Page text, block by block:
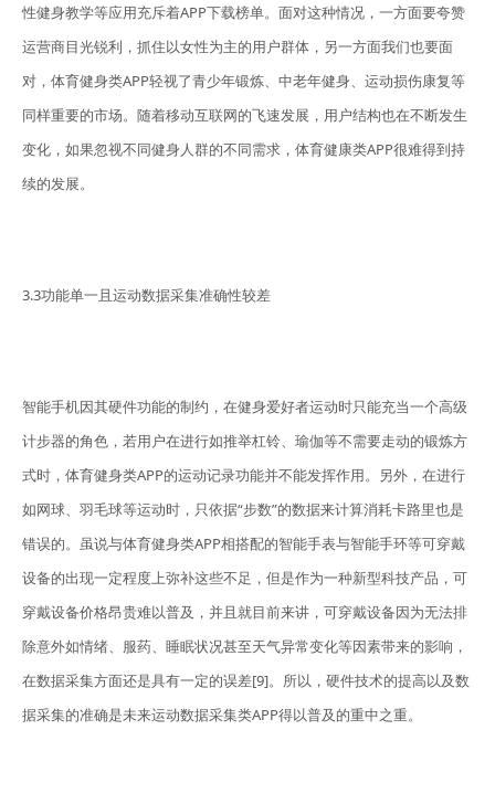
性健身教学等应用充斥着APP下载榜单。面对这种情况，一方面要夸赞
运营商目光锐利，抓住以女性为主的用户群体，另一方面我们也要面
对，体育健身类APP轻视了青少年锻炼、中老年健身、运动损伤康复等
同样重要的市场。随着移动互联网的飞速发展，用户结构也在不断发生
变化，如果忽视不同健身人群的不同需求，体育健康类APP很难得到持
续的发展。
3.3功能单一且运动数据采集准确性较差
智能手机因其硬件功能的制约，在健身爱好者运动时只能充当一个高级
计步器的角色，若用户在进行如推举杠铃、瑜伽等不需要走动的锻炼方
式时，体育健身类APP的运动记录功能并不能发挥作用。另外，在进行
如网球、羽毛球等运动时，只依据“步数”的数据来计算消耗卡路里也是
错误的。虽说与体育健身类APP相搭配的智能手表与智能手环等可穿戴
设备的出现一定程度上弥补这些不足，但是作为一种新型科技产品，可
穿戴设备价格昂贵难以普及，并且就目前来讲，可穿戴设备因为无法排
除意外如情绪、服药、睡眠状况甚至天气异常变化等因素带来的影响，
在数据采集方面还是具有一定的误差[9]。所以，硬件技术的提高以及数
据采集的准确是未来运动数据采集类APP得以普及的重中之重。